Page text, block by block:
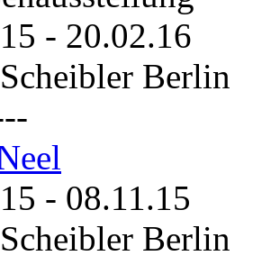
- 20.02.16
Berlin
- 08.11.15
Berlin